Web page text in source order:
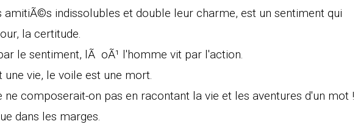
amitiÃ©s indissolubles et double leur charme, est un sentiment qui
la certitude.
le sentiment, lÃ oÃ¹ l'homme vit par l'action.
une vie, le voile est une mort.
ne composerait-on pas en racontant la vie et les aventures d'un mot !
dans les marges.